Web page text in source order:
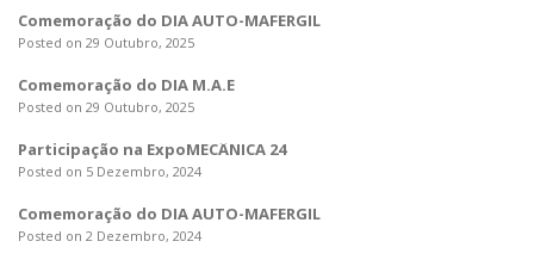
Comemoração do DIA AUTO-MAFERGIL
Posted on 29 Outubro, 2025
Comemoração do DIA M.A.E
Posted on 29 Outubro, 2025
Participação na ExpoMECÂNICA 24
Posted on 5 Dezembro, 2024
Comemoração do DIA AUTO-MAFERGIL
Posted on 2 Dezembro, 2024